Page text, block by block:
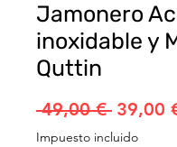
Jamonero
inoxidable y
Quttin
49,00 € Precio
39,00
Impuesto incluido